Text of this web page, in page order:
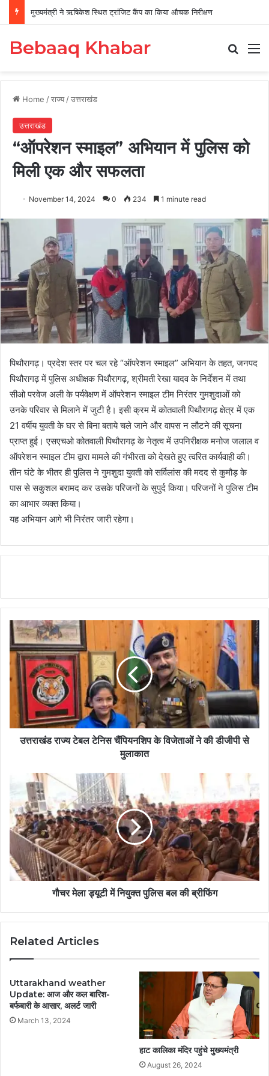
मुख्यमंत्री ने ऋषिकेश स्थित ट्रांजिट कैंप का किया औचक निरीक्षण
Bebaaq Khabar
Home /राज्य /उत्तराखंड
उत्तराखंड
“ऑपरेशन स्माइल” अभियान में पुलिस को
मिली एक और सफलता
November 14, 2024 0 234 1 minute read
पिथौरागढ़। प्रदेश स्तर पर चल रहे “ऑपरेशन स्माइल” अभियान के तहत, जनपद
पिथौरागढ़ में पुलिस अधीक्षक पिथौरागढ़, श्रीमती रेखा यादव के निर्देशन में तथा
सीओ परवेज अली के पर्यवेक्षण में ऑपरेशन स्माइल टीम निरंतर गुमशुदाओं को
उनके परिवार से मिलाने में जुटी है। इसी क्रम में कोतवाली पिथौरागढ़ क्षेत्र में एक
21 वर्षीय युवती के घर से बिना बताये चले जाने और वापस न लौटने की सूचना
प्राप्त हुई। एसएचओ कोतवाली पिथौरागढ़ के नेतृत्व में उपनिरीक्षक मनोज जलाल व
ऑपरेशन स्माइल टीम द्वारा मामले की गंभीरता को देखते हुए त्वरित कार्यवाही की।
तीन घंटे के भीतर ही पुलिस ने गुमशुदा युवती को सर्विलांस की मदद से कुमौड़ के
पास से सकुशल बरामद कर उसके परिजनों के सुपुर्द किया। परिजनों ने पुलिस टीम
का आभार व्यक्त किया।
यह अभियान आगे भी निरंतर जारी रहेगा।
उत्तराखंड राज्य टेबल टेनिस चैंपियनशिप के विजेताओं ने की डीजीपी से
मुलाकात
गौचर मेला ड्यूटी में नियुक्त पुलिस बल की ब्रीफिंग
Related Articles
Uttarakhand weather
Update: आज और कल बारिश-
बर्फबारी के आसार, अलर्ट जारी
March 13, 2024
हाट कालिका मंदिर पहुंचे मुख्यमंत्री
August 26, 2024